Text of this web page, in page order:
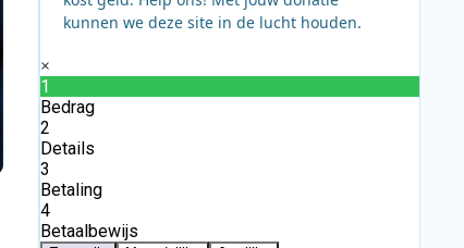
kunnen we deze site in de lucht houden.